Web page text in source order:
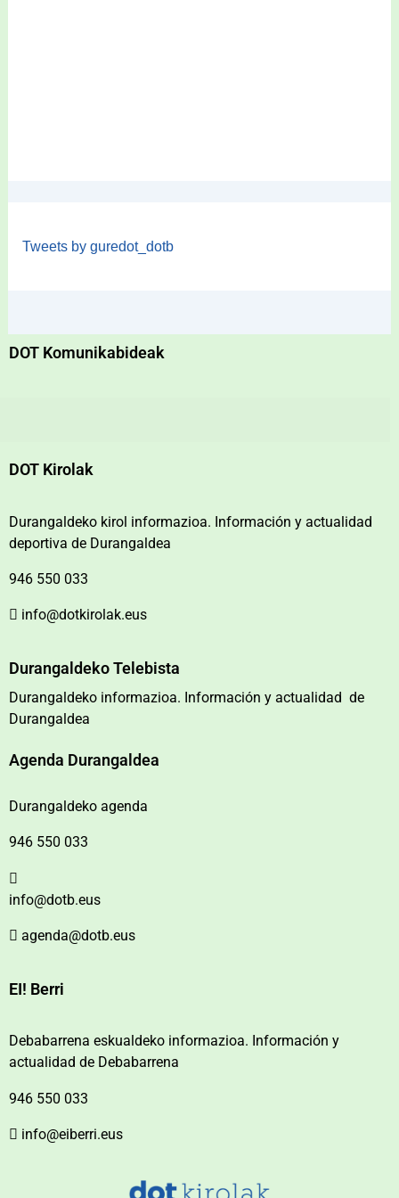
Tweets by guredot_dotb
DOT Komunikabideak
DOT Kirolak
Durangaldeko kirol informazioa. Información y actualidad
deportiva de Durangaldea
946 550 033
info@dotkirolak.eus
Durangaldeko Telebista
Durangaldeko informazioa. Información y actualidad de
Durangaldea
Agenda Durangaldea
Durangaldeko agenda
946 550 033
info@dotb.eus
agenda@dotb.eus
EI! Berri
Debabarrena eskualdeko informazioa. Información y
actualidad de Debabarrena
946 550 033
info@eiberri.eus